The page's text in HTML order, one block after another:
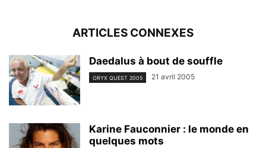
ARTICLES CONNEXES
Daedalus à bout de souffle
ORYX QUEST 2005 21 avril 2005
Karine Fauconnier : le monde en
quelques mots